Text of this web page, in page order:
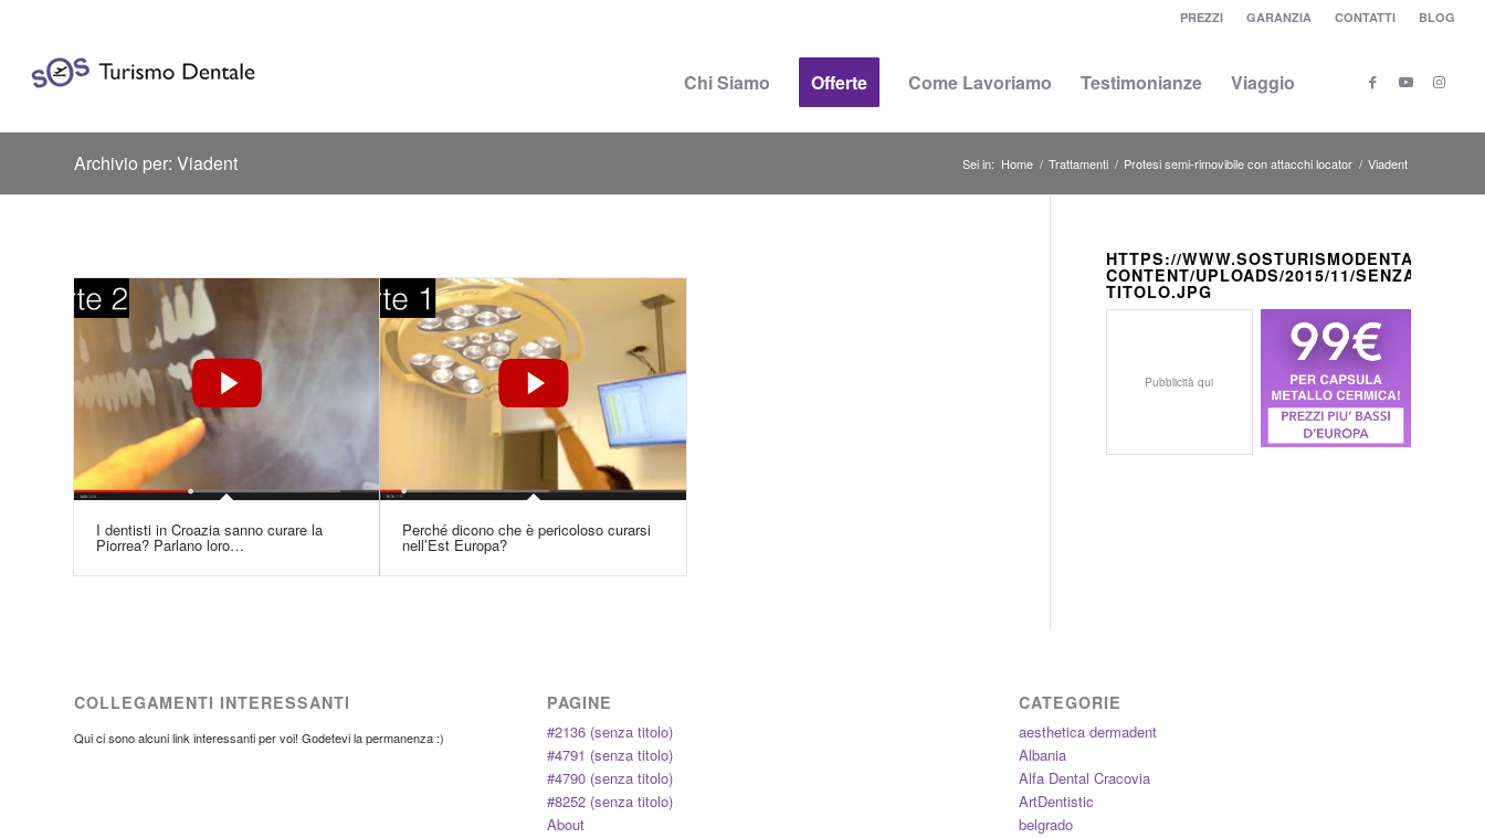
PREZZI GARANZIA CONTATTI BLOG
Chi Siamo Offerte Come Lavoriamo Testimonianze Viaggio
Archivio per: Viadent Sei in: Home / Trattamenti / Protesi semi-rimovibile con attacchi locator / Viadent
I dentisti in Croazia sanno curare la
Piorrea? Parlano loro…
Perché dicono che è pericoloso curarsi
nell’Est Europa?
HTTPS://WWW.SOSTURISMODENTALE.IT/
CONTENT/UPLOADS/2015/11/SENZA-
TITOLO.JPG
Pubblicità qui
COLLEGAMENTI INTERESSANTI
Qui ci sono alcuni link interessanti per voi! Godetevi la permanenza :)
PAGINE
#2136 (senza titolo)
#4791 (senza titolo)
#4790 (senza titolo)
#8252 (senza titolo)
About
CATEGORIE
aesthetica dermadent
Albania
Alfa Dental Cracovia
ArtDentistic
belgrado